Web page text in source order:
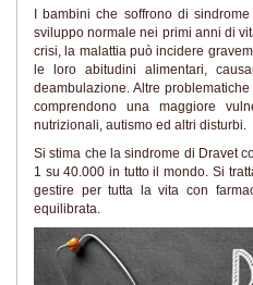
I bambini che soffrono di
sviluppo normale nei primi anni di
crisi, la malattia può incidere
le loro abitudini alimentari,
deambulazione. Altre
comprendono una maggiore
nutrizionali, autismo ed altri disturbi.
Si stima che la sindrome di Dravet
1 su 40.000 in tutto il mondo. Si
gestire per tutta la vita con
equilibrata.